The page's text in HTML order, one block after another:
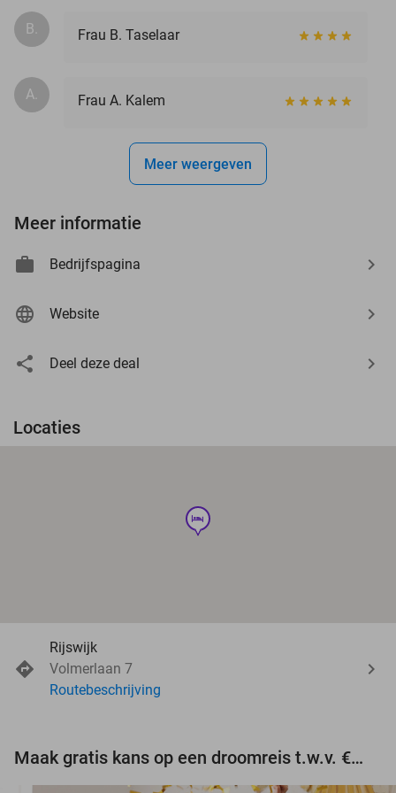
B. Frau B. Taselaar
A. Frau A. Kalem
Meer weergeven
Meer informatie
Bedrijfspagina
Website
Deel deze deal
Locaties
hotel
Rijswijk
Volmerlaan 7
Routebeschrijving
Maak gratis kans op een droomreis t.w.v. €3.000!